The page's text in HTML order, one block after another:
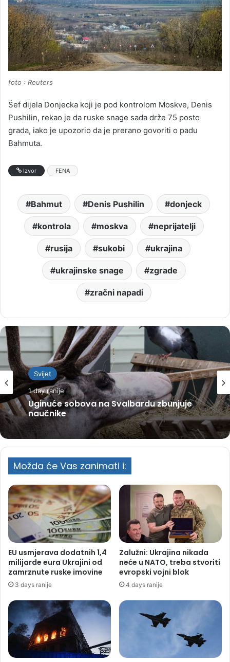
foto : Reuters
Šef dijela Donjecka koji je pod kontrolom Moskve, Denis
Pushilin, rekao je da ruske snage sada drže 75 posto
grada, iako je upozorio da je prerano govoriti o padu
Bahmuta.
Izvor FENA
Bahmut Denis Pushilin donjeck
kontrola moskva neprijatelji
rusija sukobi ukrajina
ukrajinske snage zgrade
zračni napadi
Svijet
1 day ranije
Uginuće sobova na Svalbardu zbunjuje
naučnike
Svijet
2 days ranije
Avion naglo propao skoro 100 metara,
putnici povrijeđeni u haosu
Možda će Vas zanimati i:
EU usmjerava dodatnih 1,4
milijarde eura Ukrajini od
zamrznute ruske imovine
3 days ranije
Zalužni: Ukrajina nikada
neće u NATO, treba stvoriti
evropski vojni blok
4 days ranije